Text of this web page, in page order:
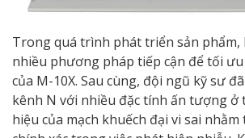
Trong quá trình phát triển sản phẩm,
nhiều phương pháp tiếp cận để tối
của M-10X. Sau cùng, đội ngũ kỹ sư
kênh N với nhiều đặc tính ấn tượng ở
hiệu của mạch khuếch đại vi sai